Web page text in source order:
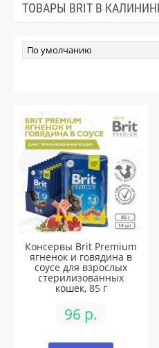
ТОВАРЫ BRIT В
Консервы Brit Premium
ягненок и говядина в
соусе для взрослых
стерилизованных
кошек, 85 г
96 р.